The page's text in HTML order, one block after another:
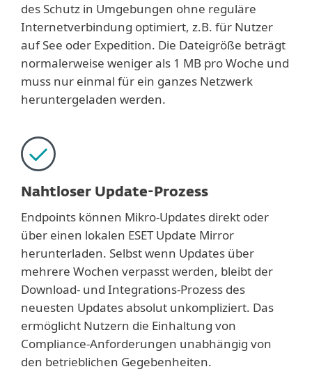
des Schutz in Umgebungen ohne reguläre
Internetverbindung optimiert, z.B. für Nutzer
auf See oder Expedition. Die Dateigröße beträgt
normalerweise weniger als 1 MB pro Woche und
muss nur einmal für ein ganzes Netzwerk
heruntergeladen werden.
Nahtloser Update-Prozess
Endpoints können Mikro-Updates direkt oder
über einen lokalen ESET Update Mirror
herunterladen. Selbst wenn Updates über
mehrere Wochen verpasst werden, bleibt der
Download- und Integrations-Prozess des
neuesten Updates absolut unkompliziert. Das
ermöglicht Nutzern die Einhaltung von
Compliance-Anforderungen unabhängig von
den betrieblichen Gegebenheiten.